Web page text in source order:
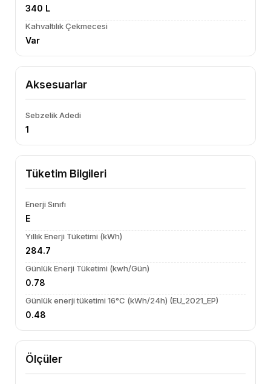
340 L
Kahvaltılık Çekmecesi
Var
Aksesuarlar
Sebzelik Adedi
1
Tüketim Bilgileri
Enerji Sınıfı
E
Yıllık Enerji Tüketimi (kWh)
284.7
Günlük Enerji Tüketimi (kwh/Gün)
0.78
Günlük enerji tüketimi 16°C (kWh/24h) (EU_2021_EP)
0.48
Ölçüler